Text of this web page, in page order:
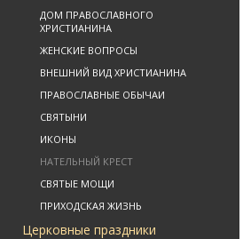
ДОМ ПРАВОСЛАВНОГО
ХРИСТИАНИНА
ЖЕНСКИЕ ВОПРОСЫ
ВНЕШНИЙ ВИД ХРИСТИАНИНА
ПРАВОСЛАВНЫЕ ОБЫЧАИ
СВЯТЫНИ
ИКОНЫ
НАТЕЛЬНЫЙ КРЕСТ
СВЯТЫЕ МОЩИ
ПРИХОДСКАЯ ЖИЗНЬ
Церковные праздники